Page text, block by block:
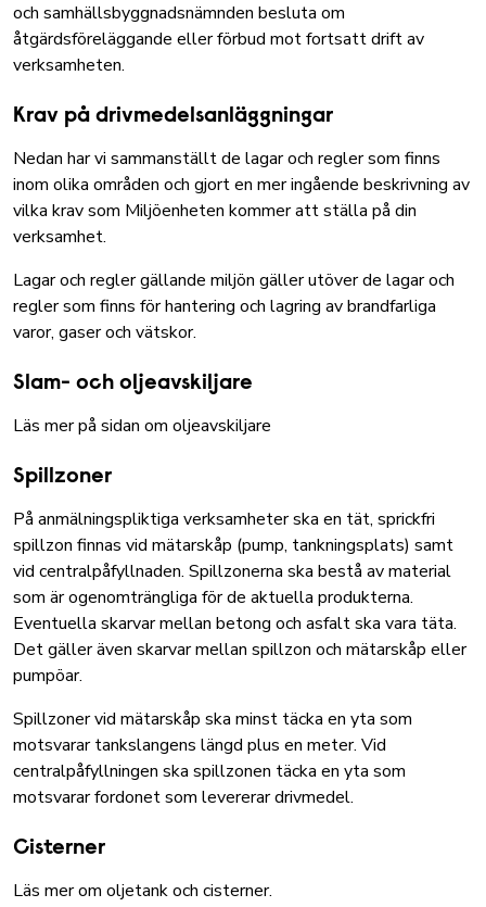
och samhällsbyggnadsnämnden besluta om
åtgärdsföreläggande eller förbud mot fortsatt drift av
verksamheten.
Krav på drivmedelsanläggningar
Nedan har vi sammanställt de lagar och regler som finns
inom olika områden och gjort en mer ingående beskrivning av
vilka krav som Miljöenheten kommer att ställa på din
verksamhet.
Lagar och regler gällande miljön gäller utöver de lagar och
regler som finns för hantering och lagring avbrandfarliga
varor, gaser och vätskor.
Slam- och oljeavskiljare
Läs mer på sidan om oljeavskiljare
Spillzoner
På anmälningspliktiga verksamheter ska en tät, sprickfri
spillzon finnas vid mätarskåp (pump, tankningsplats) samt
vid centralpåfyllnaden. Spillzonerna ska bestå av material
som är ogenomträngliga för de aktuella produkterna.
Eventuella skarvar mellan betong och asfalt ska vara täta.
Det gäller även skarvar mellan spillzon och mätarskåp eller
pumpöar.
Spillzoner vid mätarskåp ska minst täcka en yta som
motsvarar tankslangens längd plus en meter. Vid
centralpåfyllningen ska spillzonen täcka en yta som
motsvarar fordonet som levererar drivmedel.
Cisterner
Läs mer om oljetank och cisterner.